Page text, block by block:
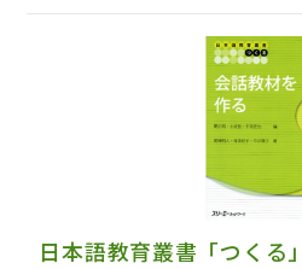
日本語教育叢書「つくる